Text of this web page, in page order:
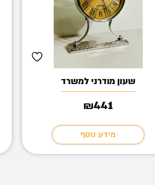
שעון מודרני למשרד
₪441
מידע נוסף